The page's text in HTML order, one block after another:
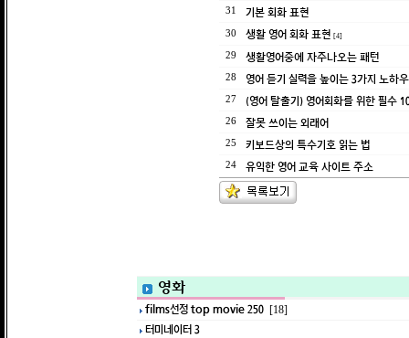
31 기본 회화 표현
30 생활 영어 회화 표현 [4]
29 생활영어중에 자주나오는 패턴
28 영어 듣기 실력을 높이는 3가지 노하우
27 (영어 탈출기) 영어회화를 위한 필수
26 잘못 쓰이는 외래어
25 키보드상의 특수기호 읽는 법
24 유익한 영어 교육 사이트 주소
영화
films선정 top movie 250 [18]
터미네이터 3